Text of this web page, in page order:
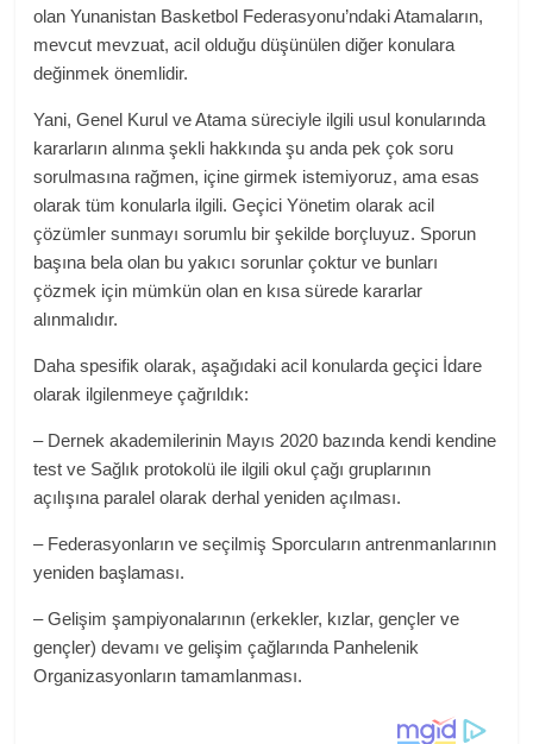
olan Yunanistan Basketbol Federasyonu’ndaki Atamaların,
mevcut mevzuat, acil olduğu düşünülen diğer konulara
değinmek önemlidir.
Yani, Genel Kurul ve Atama süreciyle ilgili usul konularında
kararların alınma şekli hakkında şu anda pek çok soru
sorulmasına rağmen, içine girmek istemiyoruz, ama esas
olarak tüm konularla ilgili. Geçici Yönetim olarak acil
çözümler sunmayı sorumlu bir şekilde borçluyuz. Sporun
başına bela olan bu yakıcı sorunlar çoktur ve bunları
çözmek için mümkün olan en kısa sürede kararlar
alınmalıdır.
Daha spesifik olarak, aşağıdaki acil konularda geçici İdare
olarak ilgilenmeye çağrıldık:
– Dernek akademilerinin Mayıs 2020 bazında kendi kendine
test ve Sağlık protokolü ile ilgili okul çağı gruplarının
açılışına paralel olarak derhal yeniden açılması.
– Federasyonların ve seçilmiş Sporcuların antrenmanlarının
yeniden başlaması.
– Gelişim şampiyonalarının (erkekler, kızlar, gençler ve
gençler) devamı ve gelişim çağlarında Panhelenik
Organizasyonların tamamlanması.